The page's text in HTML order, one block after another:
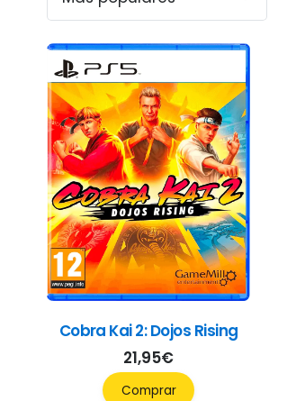
Cobra Kai 2: Dojos Rising
21,95€
Comprar